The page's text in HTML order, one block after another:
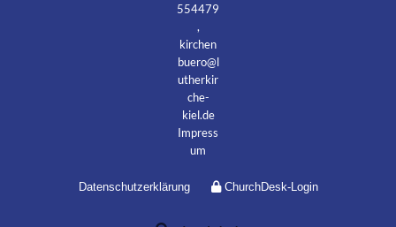
554479
,
kirchen
buero@l
utherkir
che-
kiel.de
Impress
um
Datenschutzerklärung ChurchDesk-Login